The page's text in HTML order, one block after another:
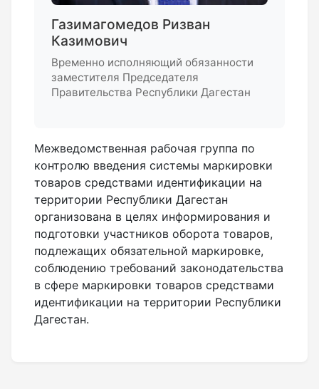
Газимагомедов Ризван
Казимович
Временно исполняющий обязанности
заместителя Председателя
Правительства Республики Дагестан
Межведомственная рабочая группа по
контролю введения системы маркировки
товаров средствами идентификации на
территории Республики Дагестан
организована в целях информирования и
подготовки участников оборота товаров,
подлежащих обязательной маркировке,
соблюдению требований законодательства
в сфере маркировки товаров средствами
идентификации на территории Республики
Дагестан.